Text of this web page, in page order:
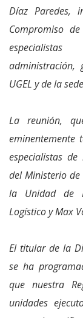
Díaz Paredes,
Compromiso
UGEL y de la
La reunión,
eminentemente
especialistas
del Ministerio de
la Unidad de
Logístico y Max
El titular de la
se ha
que nuestra
unidades